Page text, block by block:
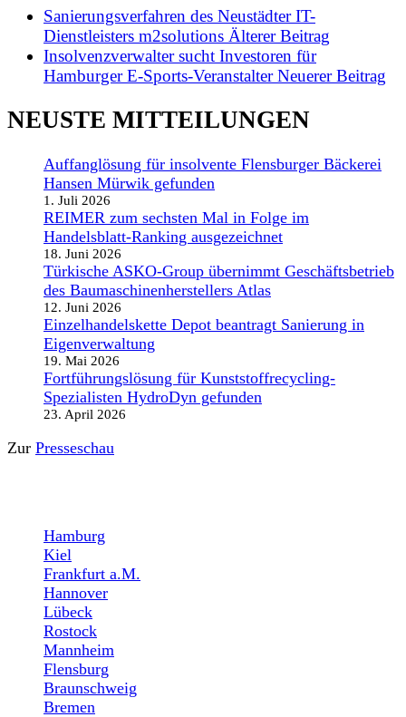
Sanierungsverfahren des Neustädter IT-
Dienstleisters m2solutions Älterer Beitrag
Insolvenzverwalter sucht Investoren für
Hamburger E-Sports-VeranstalterNeuerer Beitrag
NEUSTE MITTEILUNGEN
Auffanglösung für insolvente Flensburger Bäckerei
Hansen Mürwik gefunden
1. Juli 2026
REIMER zum sechsten Mal in Folge im
Handelsblatt-Ranking ausgezeichnet
18. Juni 2026
Türkische ASKO-Group übernimmt Geschäftsbetrieb
des Baumaschinenherstellers Atlas
12. Juni 2026
Einzelhandelskette Depot beantragt Sanierung in
Eigenverwaltung
19. Mai 2026
Fortführungslösung für Kunststoffrecycling-
Spezialisten HydroDyn gefunden
23. April 2026
Zur Presseschau
Hamburg
Kiel
Frankfurt a.M.
Hannover
Lübeck
Rostock
Mannheim
Flensburg
Braunschweig
Bremen